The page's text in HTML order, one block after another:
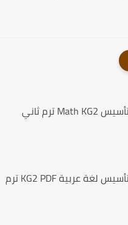
أحدث مذكرة تأسيس Math KG2 ترم ثاني
أحدث مذكرة تأسيس لغة عربية KG2 PDF ترم